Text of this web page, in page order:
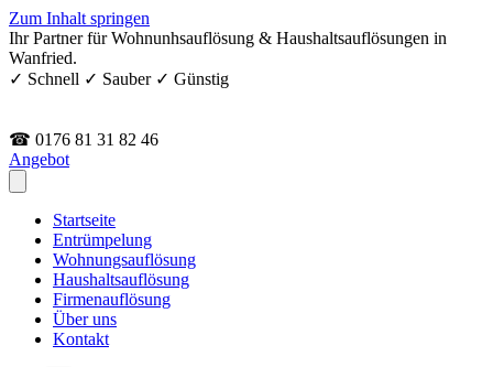
Zum Inhalt springen
Ihr Partner für Wohnunhsauflösung & Haushaltsauflösungen in
Wanfried.
✓ Schnell ✓ Sauber ✓ Günstig
☎ 0176 81 31 82 46
Angebot
Startseite
Entrümpelung
Wohnungsauflösung
Haushaltsauflösung
Firmenauflösung
Über uns
Kontakt